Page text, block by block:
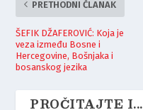
PRETHODNI ČLANAK
ŠEFIK DŽAFEROVIĆ: Koja je
veza između Bosne i
Hercegovine, Bošnjaka i
bosanskog jezika
PROČITAJTE I...